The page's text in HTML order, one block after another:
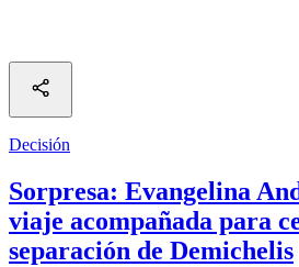
Decisión
Sorpresa: Evangelina
viaje acompañada para
separación de Demichelis